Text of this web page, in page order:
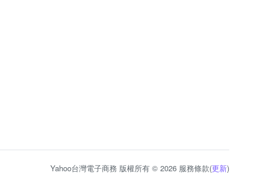
Yahoo台灣電子商務 版權所有 © 2026 服務條款(更新)